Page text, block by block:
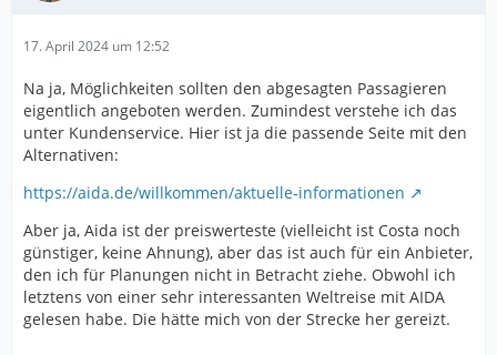
17. April 2024 um 12:52
Na ja, Möglichkeiten sollten den abgesagten Passagieren
eigentlich angeboten werden. Zumindest verstehe ich das
unter Kundenservice. Hier ist ja die passende Seite mit den
Alternativen:
https://aida.de/willkommen/aktuelle-informationen
Aber ja, Aida ist der preiswerteste (vielleicht ist Costa noch
günstiger, keine Ahnung), aber das ist auch für ein Anbieter,
den ich für Planungen nicht in Betracht ziehe. Obwohl ich
letztens von einer sehr interessanten Weltreise mit AIDA
gelesen habe. Die hätte mich von der Strecke her gereizt.